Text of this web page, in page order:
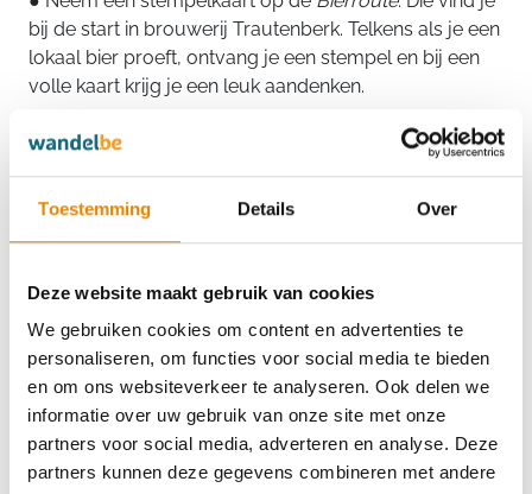
Toestemming Details Over
Deze website maakt gebruik van cookies
We gebruiken cookies om content en advertenties te
personaliseren, om functies voor social media te bieden
en om ons websiteverkeer te analyseren. Ook delen we
informatie over uw gebruik van onze site met onze
partners voor social media, adverteren en analyse. Deze
partners kunnen deze gegevens combineren met andere
bij de start in brouwerij Trautenberk. Telkens als je een
lokaal bier proeft, ontvang je een stempel en bij een
volle kaart krijg je een leuk aandenken.
● ProefTrautenberk APA 14
, volgens het oordeel van
bijzonderheid waar ik tijdens deze route voortdurend
van mocht genieten, met als decor degroene
weilandenen rotsachtige bergtoppenvan het
Reuzengebergte. Het pad van dePools-Tsjechische
vriendschapsroutebestaat al sinds 1961, maar werd
toen door buitenstaanders nauwelijks bewandeld
vanwege alle grenscontroles. In het Europa van